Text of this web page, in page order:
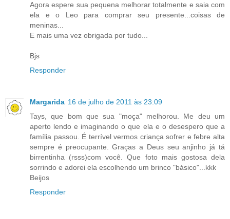
Agora espere sua pequena melhorar totalmente e saia com
ela e o Leo para comprar seu presente...coisas de
meninas...
E mais uma vez obrigada por tudo...
Bjs
Responder
Margarida 16 de julho de 2011 às 23:09
Tays, que bom que sua "moça" melhorou. Me deu um
aperto lendo e imaginando o que ela e o desespero que a
família passou. É terrível vermos criança sofrer e febre alta
sempre é preocupante. Graças a Deus seu anjinho já tá
birrentinha (rsss)com você. Que foto mais gostosa dela
sorrindo e adorei ela escolhendo um brinco "básico"...kkk
Beijos
Responder